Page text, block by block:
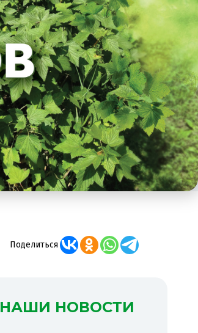
Поделиться
НАШИ НОВОСТИ